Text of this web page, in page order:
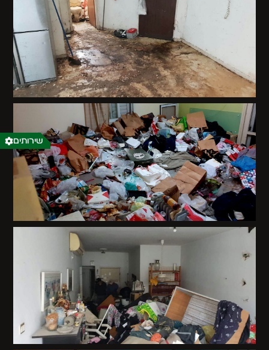
שירותים